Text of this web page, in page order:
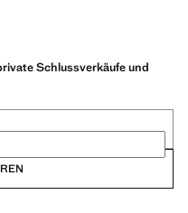
Schlussverkäufe und